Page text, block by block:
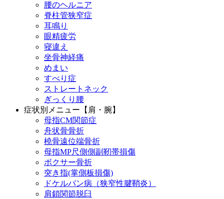
腰のヘルニア
脊柱管狭窄症
耳鳴り
眼精疲労
寝違え
坐骨神経痛
めまい
すべり症
ストレートネック
ぎっくり腰
症状別メニュー【肩・腕】
母指CM関節症
舟状骨骨折
橈骨遠位端骨折
母指MP尺側側副靭帯損傷
ボクサー骨折
突き指(掌側板損傷)
ドケルバン病（狭窄性腱鞘炎）
肩鎖関節脱臼